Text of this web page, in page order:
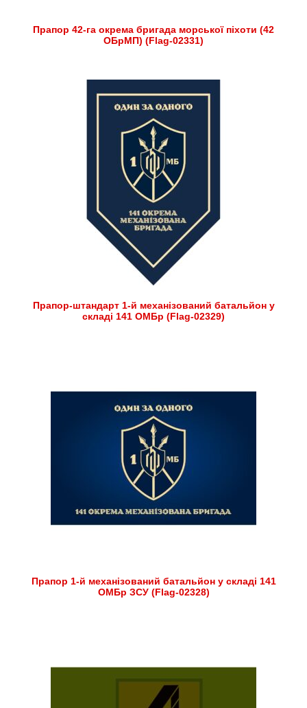
Прапор 42-га окрема бригада морської піхоти (42
ОБрМП) (Flag-02331)
Прапор-штандарт 1-й механізований батальйон у
складі 141 ОМБр (Flag-02329)
Прапор 1-й механізований батальйон у складі 141
ОМБр ЗСУ (Flag-02328)